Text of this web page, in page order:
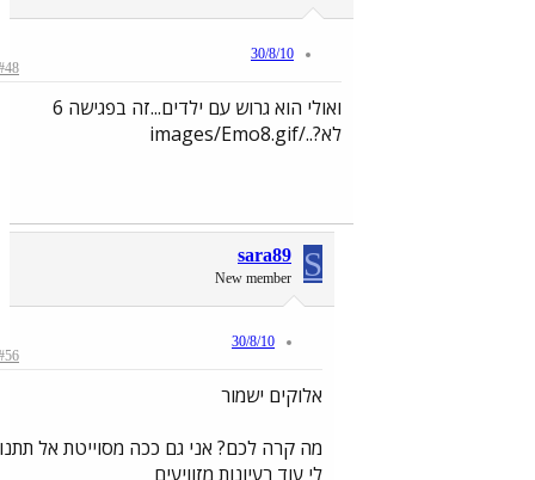
30/8/10
#48
ואולי הוא גרוש עם ילדים...זה בפגישה 6
לא?../images/Emo8.gif
S
sara89
New member
30/8/10
#56
אלוקים ישמור
מה קרה לכם? אני גם ככה מסוייטת אל תתנו
לי עוד רעיונות מזוויעים